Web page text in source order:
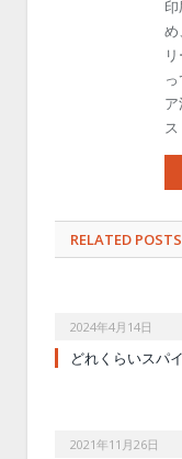
め
RELATED POSTS
2024年4月14日
どれくらいスパ
2021年11月26日